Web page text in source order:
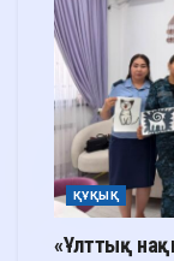
ҚҰҚЫҚ
«Ұлттық